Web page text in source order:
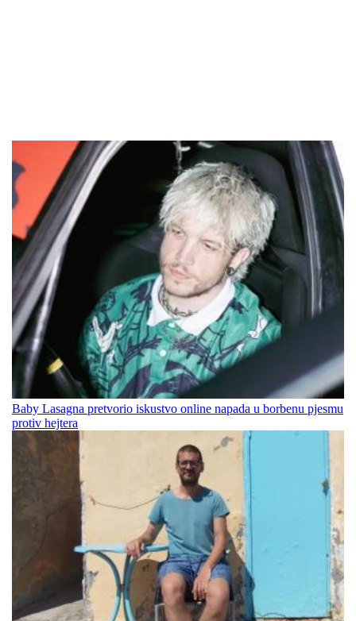
Baby Lasagna pretvorio iskustvo online napada u borbenu pjesmu
protiv hejtera